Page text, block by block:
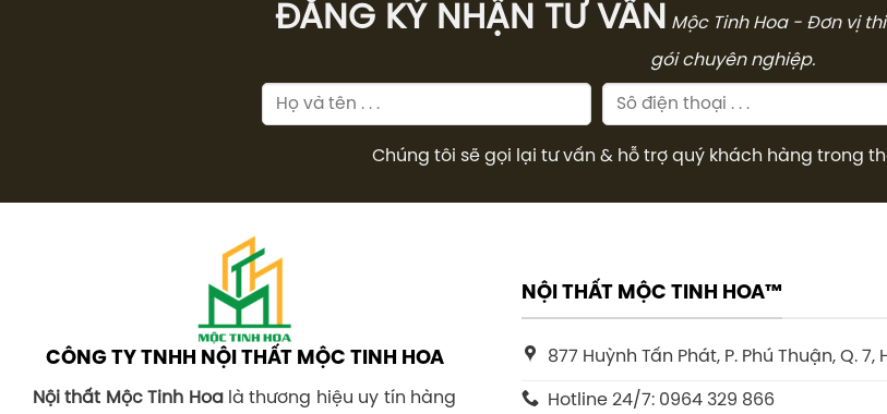
ĐĂNG KÝ NHẬN TƯ VẤN Mộc Tinh Hoa - Đơn vị
gói chuyên nghiệp.
Chúng tôi sẽ gọi lại tư vấn & hỗ trợ quý khách hàng trong
CÔNG TY TNHH NỘI THẤT MỘC TINH HOA
Nội thất Mộc Tinh Hoalà thương hiệu uy tín hàng
NỘI THẤT MỘC TINH HOA™
877 Huỳnh Tấn Phát, P. Phú Thuận, Q. 7,
Hotline 24/7: 0964 329 866